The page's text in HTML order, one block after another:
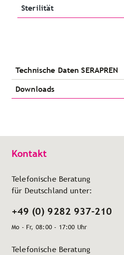
Sterilität
Technische Daten SERAPREN
Downloads
Kontakt
Telefonische Beratung
für Deutschland unter:
+49 (0) 9282 937-210
Mo - Fr, 08:00 - 17:00 Uhr
Telefonische Beratung